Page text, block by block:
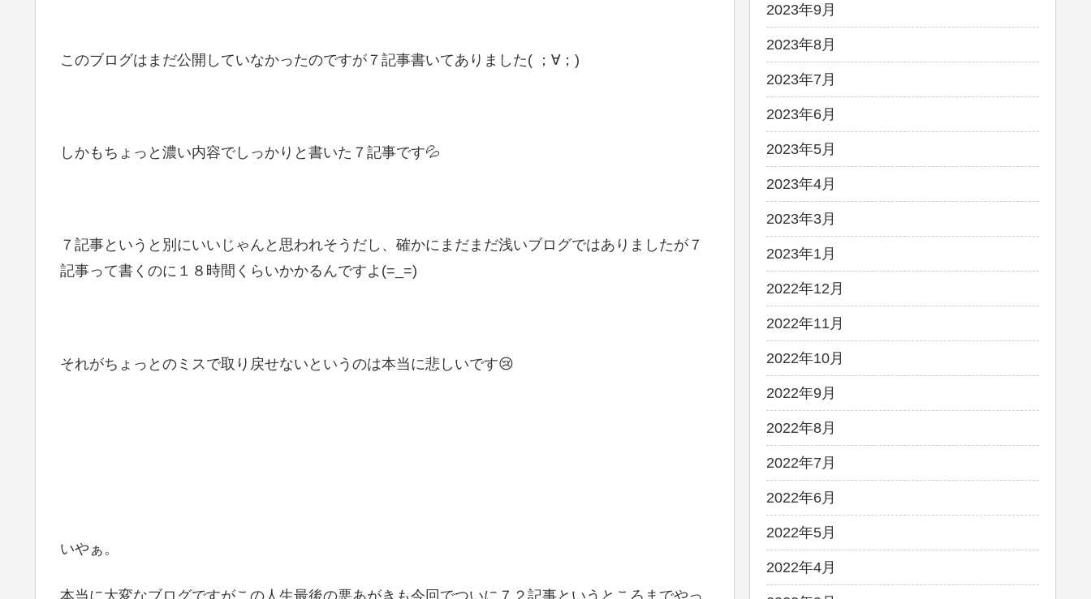
このブログはまだ公開していなかったのですが７記事書いてありました( ；∀；)
しかもちょっと濃い内容でしっかりと書いた７記事です💦
７記事というと別にいいじゃんと思われそうだし、確かにまだまだ浅いブログではありましたが７
記事って書くのに１８時間くらいかかるんですよ(=_=)
それがちょっとのミスで取り戻せないというのは本当に悲しいです😢
いやぁ。
本当に大変なブログですがこの人生最後の悪あがきも今回でついに７２記事というところまでやっ
2023年9月
2023年8月
2023年7月
2023年6月
2023年5月
2023年4月
2023年3月
2023年1月
2022年12月
2022年11月
2022年10月
2022年9月
2022年8月
2022年7月
2022年6月
2022年5月
2022年4月